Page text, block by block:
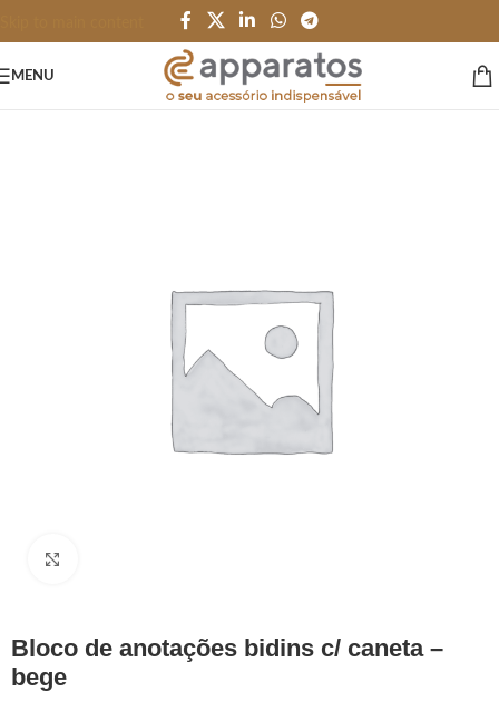
MENU
ESCRITÓRIO e PAPELARIA
bloco de anotações bidins c/ caneta –
bege